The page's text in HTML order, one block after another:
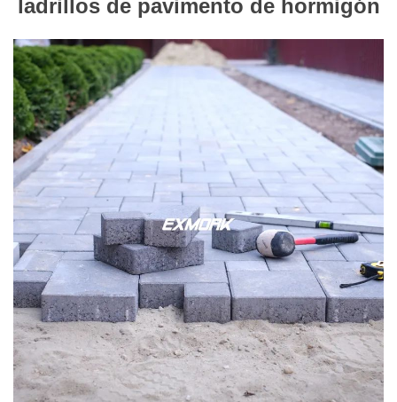
ladrillos de pavimento de hormigón